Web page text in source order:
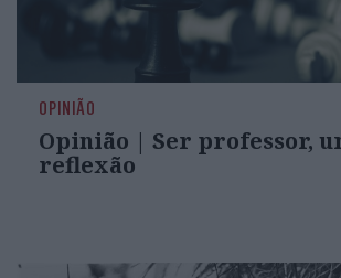
OPINIÃO
Opinião | Ser professor,
reflexão